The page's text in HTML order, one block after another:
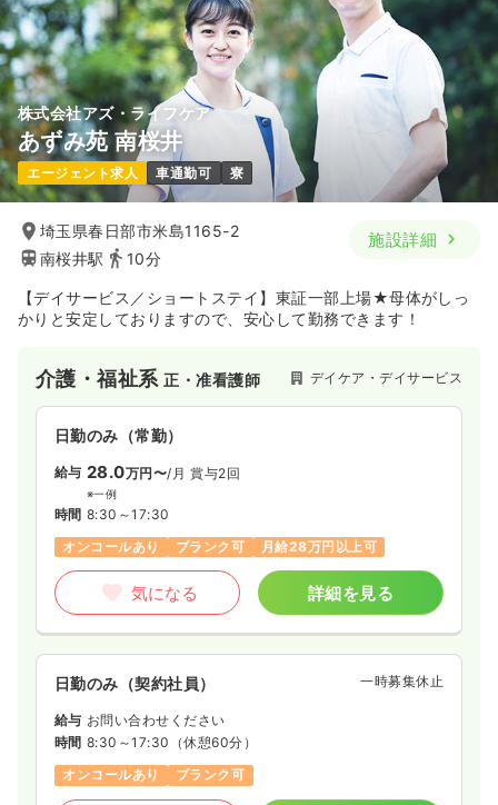
株式会社アズ・ライフケア
あずみ苑 南桜井
エージェント求人 車通勤可 寮
埼玉県春日部市米島1165-2
南桜井駅
10分
施設詳細
【デイサービス／ショートステイ】東証一部上場★母体がしっ
かりと安定しておりますので、安心して勤務できます！
介護・福祉系正・准看護師 デイケア・デイサービス
日勤のみ（常勤）
給与 28.0万円〜/月 賞与2回
※一例
時間 8:30～17:30
オンコールあり
ブランク可 月給28万円以上可
気になる 詳細を見る
日勤のみ（契約社員） 一時募集休止
給与 お問い合わせください
時間 8:30～17:30 （休憩60分）
オンコールあり
ブランク可